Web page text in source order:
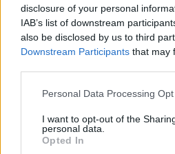
disclosure of your personal
IAB’s list of downstream
also be disclosed by us to third
Downstream Participants that may
Please note that this website/app
not limited to your visit or usage
grant or deny consent to Google
use your data for below specified
Personal Data Processing
I want to opt-out of the
personal data.
Opted In
NEWS